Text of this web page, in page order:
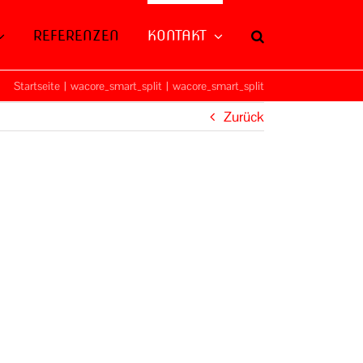
REFERENZEN KONTAKT
Startseite | wacore_smart_split | wacore_smart_split
Zurück